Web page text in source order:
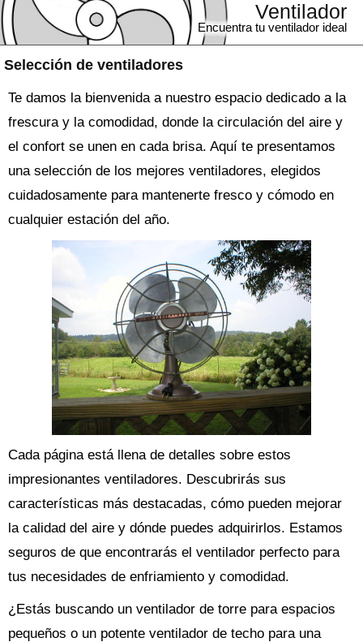
Selección de ventiladores
Ventilador
Encuentra tu ventilador ideal
Te damos la bienvenida a nuestro espacio dedicado a la
frescura y la comodidad, donde la circulación del aire y
el confort se unen en cada brisa. Aquí te presentamos
una selección de los mejores ventiladores, elegidos
cuidadosamente para mantenerte fresco y cómodo en
cualquier estación del año.
Cada página está llena de detalles sobre estos
impresionantes ventiladores. Descubrirás sus
características más destacadas, cómo pueden mejorar
la calidad del aire y dónde puedes adquirirlos. Estamos
seguros de que encontrarás el ventilador perfecto para
tus necesidades de enfriamiento y comodidad.
¿Estás buscando un ventilador de torre para espacios
pequeños o un potente ventilador de techo para una